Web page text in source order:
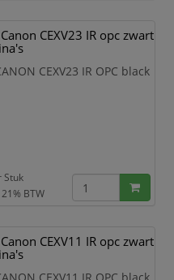
CEXV23 IR opc zwart
CEXV23 IR OPC black
Stuk
BTW
CEXV11 IR opc zwart